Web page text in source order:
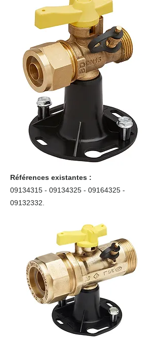
Références existantes :
09134315 - 09134325 - 09164325 -
09132332